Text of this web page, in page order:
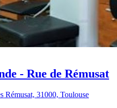
- Rue de Rémusat
Rémusat, 31000, Toulouse